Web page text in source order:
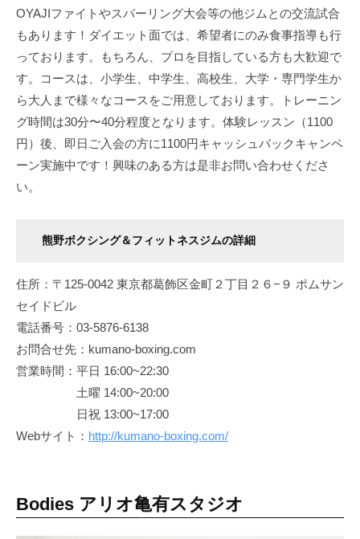
OYAJIファイトやスパーリング大会等の他ジムとの交流試合
もあります！ダイエット面では、希望者にのみ食事指導も行
っております。もちろん、プロを目指している方も大歓迎で
す。コースは、小学生、中学生、高校生、大学・専門学生か
ら大人まで様々なコースをご用意しております。トレーニン
グ時間は30分〜40分程度となります。体験レッスン（1100
円）後、即日ご入会の方に1100円キャッシュバックキャンペ
ーン実施中です！興味のある方は是非お問い合わせくださ
い。
熊野ボクシング＆フィットネスジムの詳細
住所：〒125-0042 東京都葛飾区金町２丁目２６−９ ポムサン
セイドビル
電話番号：03-5876-6138
お問合せ先：kumano-boxing.com
営業時間：平日 16:00~22:30
土曜 14:00~20:00
日祝 13:00~17:00
Webサイト： http://kumano-boxing.com/
Bodies アリオ亀有スタジオ